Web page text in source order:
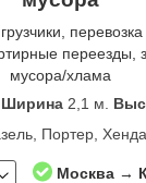
переезды,
мусора/хлама
Ширина2,1 м.
Портер,
Москва →